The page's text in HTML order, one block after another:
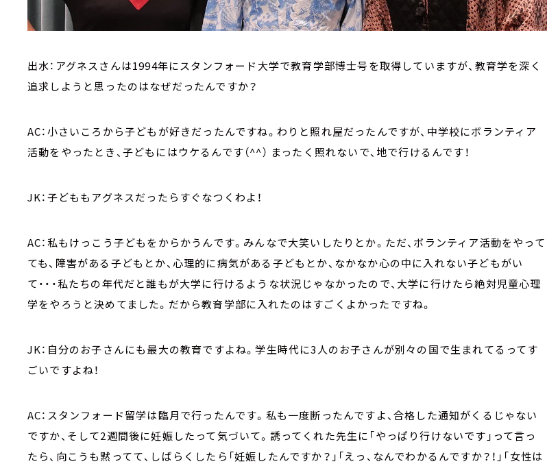
出水：アグネスさんは1994年にスタンフォード大学で教育学部博士号を取得していますが、教育学を深く
追求しようと思ったのはなぜだったんですか？
AC：小さいころから子どもが好きだったんですね。わりと照れ屋だったんですが、中学校にボランティア
活動をやったとき、子どもにはウケるんです（^^） まったく照れないで、地で行けるんです！
JK：子どももアグネスだったらすぐなつくわよ！
AC：私もけっこう子どもをからかうんです。みんなで大笑いしたりとか。ただ、ボランティア活動をやって
ても、障害がある子どもとか、心理的に病気がある子どもとか、なかなか心の中に入れない子どもがい
て・・・私たちの年代だと誰もが大学に行けるような状況じゃなかったので、大学に行けたら絶対児童心理
学をやろうと決めてました。だから教育学部に入れたのはすごくよかったですね。
JK：自分のお子さんにも最大の教育ですよね。学生時代に3人のお子さんが別々の国で生まれてるってす
ごいですよね！
AC：スタンフォード留学は臨月で行ったんです。私も一度断ったんですよ、合格した通知がくるじゃない
ですか、そして2週間後に妊娠したって気づいて。誘ってくれた先生に「やっぱり行けないです」って言っ
たら、向こうも黙ってて、しばらくしたら「妊娠したんですか？」「えっ、なんでわかるんですか？！」「女性は